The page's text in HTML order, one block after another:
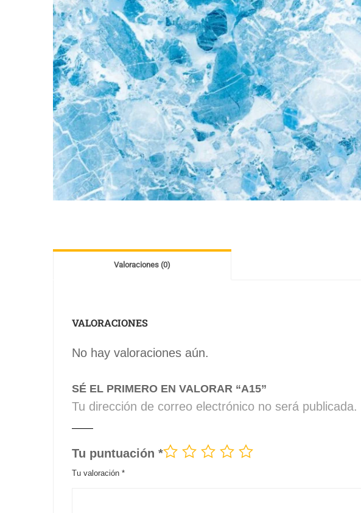
Valoraciones (0)
VALORACIONES
No hay valoraciones aún.
SÉ EL PRIMERO EN VALORAR “A15”
Tu dirección de correo electrónico no será publicada.
Tu puntuación *
Tu valoración *